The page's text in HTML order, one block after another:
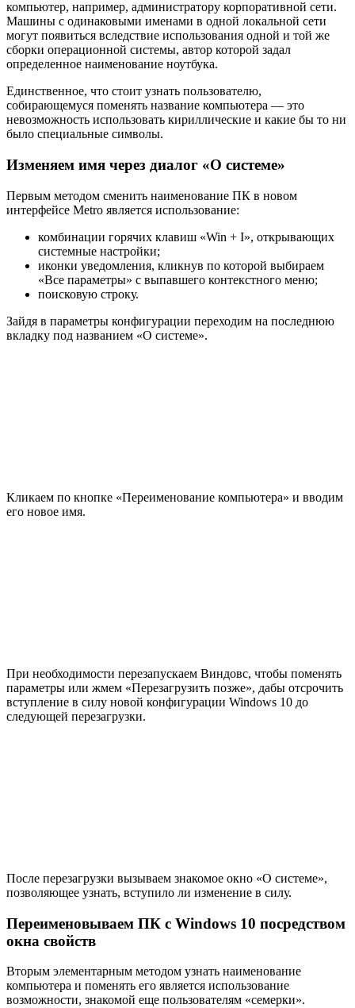
компьютер, например, администратору корпоративной сети.
Машины с одинаковыми именами в одной локальной сети
могут появиться вследствие использования одной и той же
сборки операционной системы, автор которой задал
определенное наименование ноутбука.
Единственное, что стоит узнать пользователю,
собирающемуся поменять название компьютера — это
невозможность использовать кириллические и какие бы то ни
было специальные символы.
Изменяем имя через диалог «О системе»
Первым методом сменить наименование ПК в новом
интерфейсе Metro является использование:
комбинации горячих клавиш «Win + I», открывающих
системные настройки;
иконки уведомления, кликнув по которой выбираем
«Все параметры» с выпавшего контекстного меню;
поисковую строку.
Зайдя в параметры конфигурации переходим на последнюю
вкладку под названием «О системе».
Кликаем по кнопке «Переименование компьютера» и вводим
его новое имя.
При необходимости перезапускаем Виндовс, чтобы поменять
параметры или жмем «Перезагрузить позже», дабы отсрочить
вступление в силу новой конфигурации Windows 10 до
следующей перезагрузки.
После перезагрузки вызываем знакомое окно «О системе»,
позволяющее узнать, вступило ли изменение в силу.
Переименовываем ПК с Windows 10 посредством
окна свойств
Вторым элементарным методом узнать наименование
компьютера и поменять его является использование
возможности, знакомой еще пользователям «семерки».